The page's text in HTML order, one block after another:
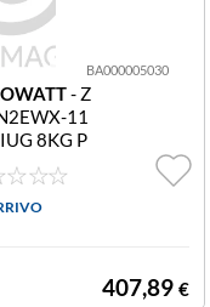
BA000005030
- Z
11
8KG P
D
407,89 €